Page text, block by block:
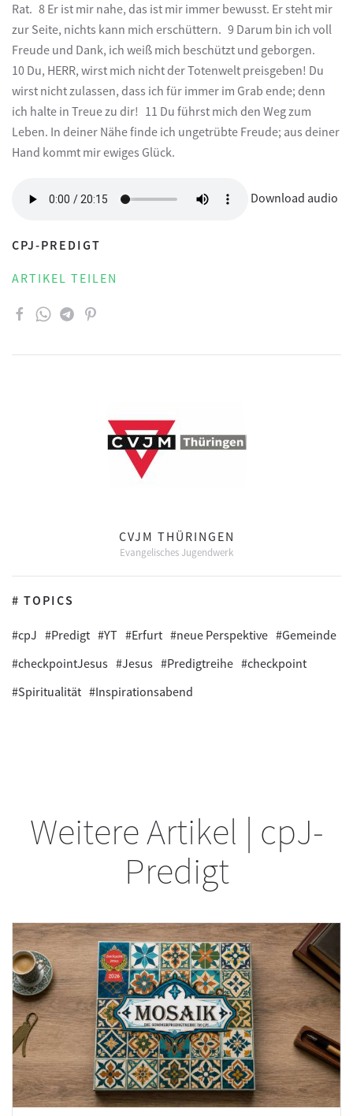
# TOPICS
#cpJ #Predigt #YT #Erfurt #neue Perspektive #Gemeinde
#checkpointJesus #Jesus #Predigtreihe #checkpoint
#Spiritualität #Inspirationsabend
Rat. 8 Er ist mir nahe, das ist mir immer bewusst. Er steht mir
zur Seite, nichts kann mich erschüttern. 9 Darum bin ich voll
Freude und Dank, ich weiß mich beschützt und geborgen.
10 Du, HERR, wirst mich nicht der Totenwelt preisgeben! Du
wirst nicht zulassen, dass ich für immer im Grab ende; denn
ich halte in Treue zu dir! 11 Du führst mich den Weg zum
Leben. In deiner Nähe finde ich ungetrübte Freude; aus deiner
Hand kommt mir ewiges Glück.
Download audio
CPJ-PREDIGT
ARTIKEL TEILEN
CVJM THÜRINGEN
Evangelisches Jugendwerk
Weitere Artikel | cpJ-
Predigt